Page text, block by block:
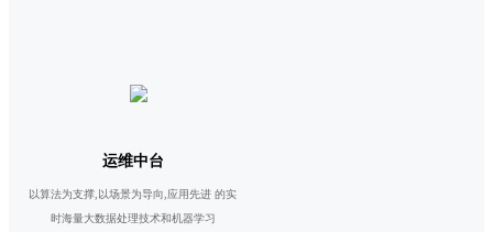
运维中台
以算法为支撑,以场景为导向,应用先进 的实
时海量大数据处理技术和机器学习